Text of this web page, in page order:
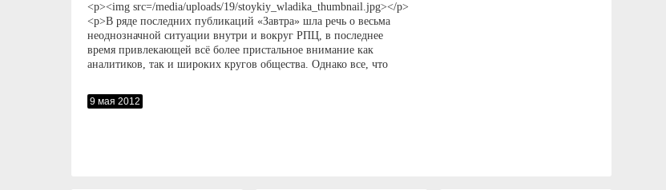
<p><img src=/media/uploads/19/stoykiy_wladika_thumbnail.jpg></p>
<p>В ряде последних публикаций «Завтра» шла речь о весьма
неоднозначной ситуации внутри и вокруг РПЦ, в последнее
время привлекающей всё более пристальное внимание как
аналитиков, так и широких кругов общества. Однако все, что
событиями.</p>
9 мая 2012